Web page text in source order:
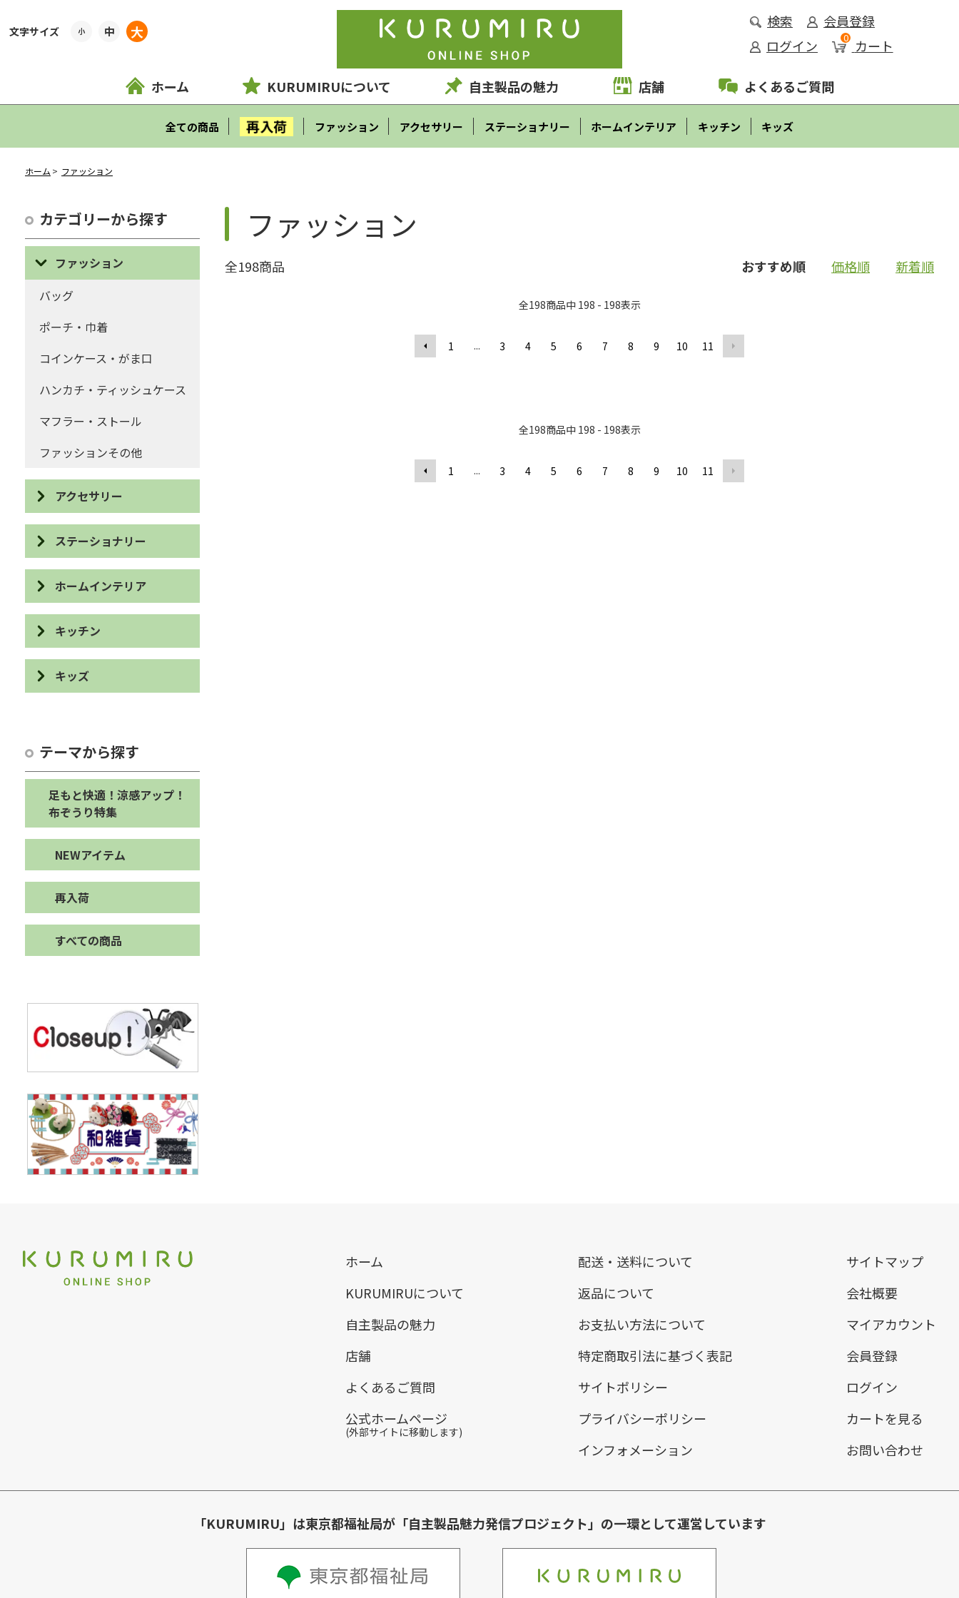
小 中 大
検索
会員登録
ログイン
0 カート
ホーム KURUMIRUについて 自主製品の魅力 店舗 よくあるご質問
全ての商品 再入荷 ファッション アクセサリー ステーショナリー ホームインテリア キッチン キッズ
ホーム ファッション
カテゴリーから探す
ファッション
バッグ
ポーチ・巾着
コインケース・がま口
ハンカチ・ティッシュケース
マフラー・ストール
ファッションその他
アクセサリー
ピアス
イヤリング
ネックレス
ブローチ
ヘアー
ステーショナリー
IDケース・パスケース
カードケース
眼鏡ケース
ブックカバー・しおり
袋など
ステーショナリーその他
ホームインテリア
スリッパ・バブーシュ
布ぞうり
クッション・カバー・マット
オブジェ
バス・トイレアイテム
ホームインテリアその他
キッチン
食器
カトラリー・ユーテンシル
エプロン・鍋敷き・鍋つかみ
布巾・手ぬぐい・たわし
コースター・ランチョンマッ
ト
キッチンその他
キッズ
オブジェ・ぬいぐるみ
バッグ・シューズケース・ペ
ンケース
キッズその他
テーマから探す
足もと快適！涼感アップ！
布ぞうり特集
NEWアイテム
再入荷
すべての商品
ファッション
全198商品 おすすめ順 価格順 新着順
全198商品中 198 - 198表示
1 ... 3 4 5 6 7 8 9 10 11
全198商品中 198 - 198表示
1 ... 3 4 5 6 7 8 9 10 11
ホーム
KURUMIRUについて
自主製品の魅力
店舗
よくあるご質問
公式ホームページ
(外部サイトに移動します)
配送・送料について
返品について
お支払い方法について
特定商取引法に基づく表記
サイトポリシー
プライバシーポリシー
インフォメーション
サイトマップ
会社概要
マイアカウント
会員登録
ログイン
カートを見る
お問い合わせ
「KURUMIRU」は東京都福祉局が「自主製品魅力発信プロジェクト」の一環として運営しています